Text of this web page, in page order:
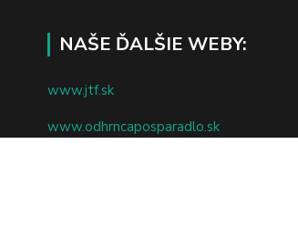
NAŠE ĎALŠIE WEBY:
www.jtf.sk
www.odhrncaposparadlo.sk